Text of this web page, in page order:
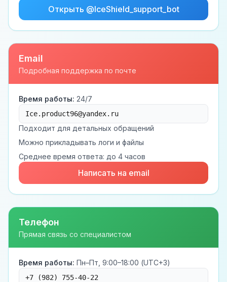
Открыть @IceShield_support_bot
Email
Подробная поддержка по почте
Время работы: 24/7
Ice.product96@yandex.ru
Подходит для детальных обращений
Можно прикладывать логи и файлы
Среднее время ответа: до 4 часов
Написать на email
Телефон
Прямая связь со специалистом
Время работы: Пн–Пт, 9:00–18:00 (UTC+3)
+7 (982) 755-40-22